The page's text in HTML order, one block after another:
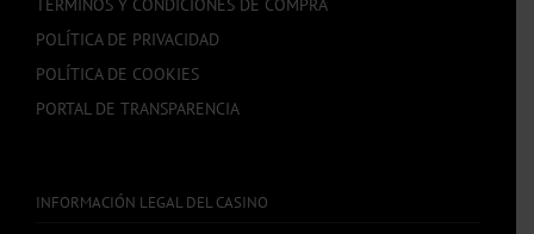
TÉRMINOS Y CONDICIONES DE COMPRA
POLÍTICA DE PRIVACIDAD
POLÍTICA DE COOKIES
PORTAL DE TRANSPARENCIA
INFORMACIÓN LEGAL DEL CASINO